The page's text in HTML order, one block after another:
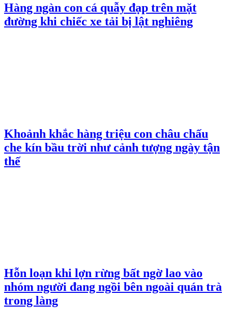
Hàng ngàn con cá quẫy đạp trên mặt
đường khi chiếc xe tải bị lật nghiêng
Khoảnh khắc hàng triệu con châu chấu
che kín bầu trời như cảnh tượng ngày tận
thế
Hỗn loạn khi lợn rừng bất ngờ lao vào
nhóm người đang ngồi bên ngoài quán trà
trong làng